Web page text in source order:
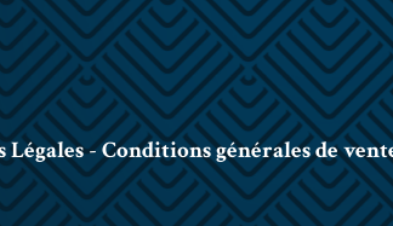
-Conditions générales de